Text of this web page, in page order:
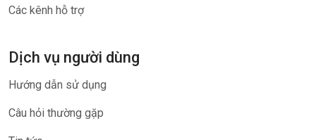
Các kênh hỗ trợ
Dịch vụ người dùng
Hướng dẫn sử dụng
Câu hỏi thường gặp